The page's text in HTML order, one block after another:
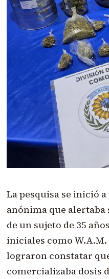
La pesquisa se inició
anónima que
de un sujeto de 35
iniciales como
lograron constatar
comercializaba dosis